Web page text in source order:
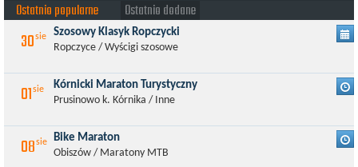
Ostatnio popularne Ostatnio dodane
30sie Szosowy Klasyk Ropczycki
Ropczyce / Wyścigi szosowe
01sie Kórnicki Maraton Turystyczny
Prusinowo k. Kórnika / Inne
08sie Bike Maraton
Obiszów / Maratony MTB